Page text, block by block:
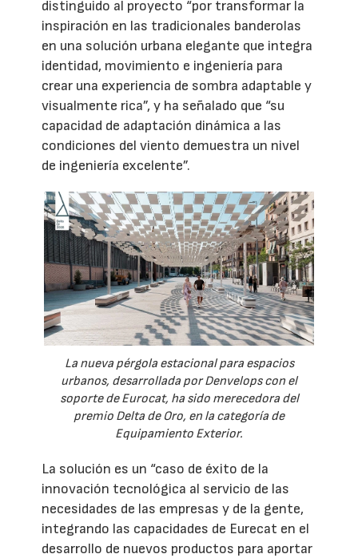
distinguido al proyecto “por transformar la
inspiración en las tradicionales banderolas
en una solución urbana elegante que integra
identidad, movimiento e ingeniería para
crear una experiencia de sombra adaptable y
visualmente rica”, y ha señalado que “su
capacidad de adaptación dinámica a las
condiciones del viento demuestra un nivel
de ingeniería excelente”.
La nueva pérgola estacional para espacios
urbanos, desarrollada por Denvelops con el
soporte de Eurocat, ha sido merecedora del
premio Delta de Oro, en la categoría de
Equipamiento Exterior.
La solución es un “caso de éxito de la
innovación tecnológica al servicio de las
necesidades de las empresas y de la gente,
integrando las capacidades de Eurecat en el
desarrollo de nuevos productos para aportar